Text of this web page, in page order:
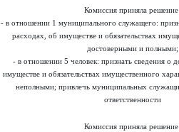
Комиссия приняла решение:
- в отношении 1 муниципального служащего:
расходах, об имуществе и обязательствах
достоверными и полными;
- в отношении 5 человек: признать сведения о
имуществе и обязательствах имущественного
неполными; привлечь муниципальных
ответственности
Комиссия приняла решение: